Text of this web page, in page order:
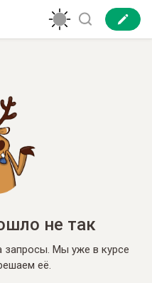
не так
запросы. Мы уже в курсе
её.